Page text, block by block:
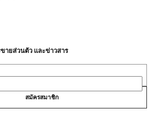
ายส่วนตัว และข่าวสาร
สมัครสมาชิก